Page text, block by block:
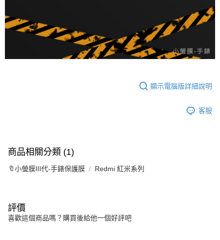
顯示電腦版詳細說明
客服
商品相關分類 (1)
🔖小螢膜III代-手錶保護膜 Redmi 紅米系列
評價
喜歡這個商品嗎？購買後給他一個好評吧